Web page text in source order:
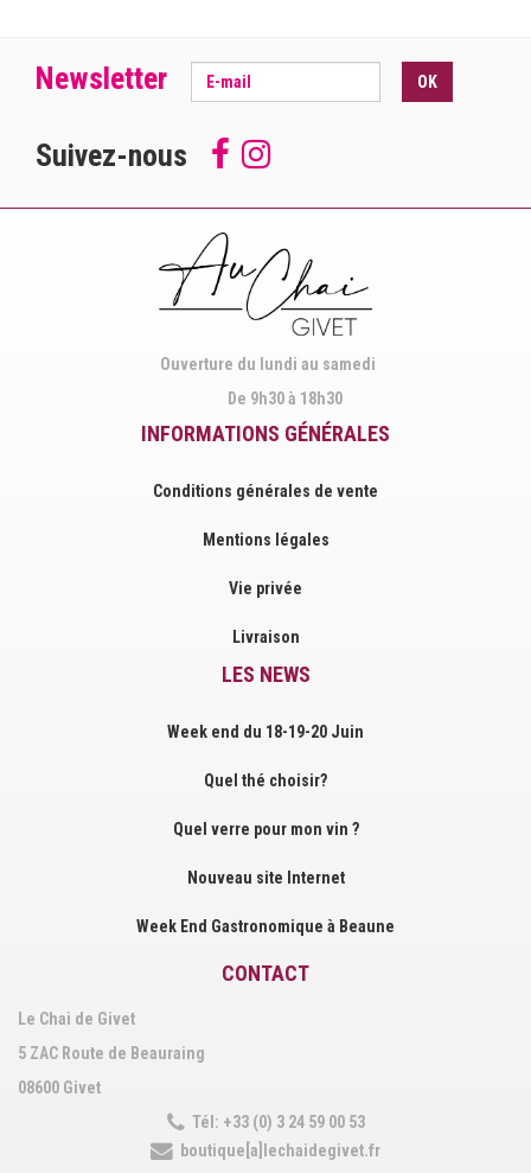
Newsletter OK
Suivez-nous
Follow
us
Facebook
Suivez-
nous
Instagram
Ouverture du lundi au samedi
De 9h30 à 18h30
INFORMATIONS GÉNÉRALES
Conditions générales de vente
Mentions légales
Vie privée
Livraison
LES NEWS
Week end du 18-19-20 Juin
Quel thé choisir?
Quel verre pour mon vin ?
Nouveau site Internet
Week End Gastronomique à Beaune
CONTACT
Le Chai de Givet
5 ZAC Route de Beauraing
08600 Givet
Tél: +33 (0) 3 24 59 00 53
boutique[a]lechaidegivet.fr